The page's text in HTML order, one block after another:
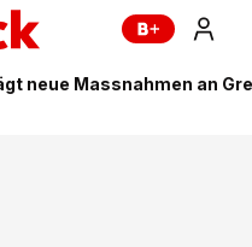
neue Massnahmen an